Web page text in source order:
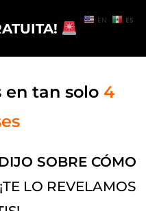
en tan solo 4
SOBRE CÓMO
LO REVELAMOS
EN ES